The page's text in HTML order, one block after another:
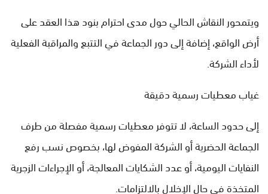
ويتمحور النقاش الحالي حول مدى احترام بنود هذا العقد على
أرض الواقع، إضافة إلى دور الجماعة في التتبع والمراقبة الفعلية
لأداء الشركة.
غياب معطيات رسمية دقيقة
إلى حدود الساعة، لا تتوفر معطيات رسمية مفصلة من طرف
الجماعة الحضرية أو الشركة المفوض لها، بخصوص نسب رفع
النفايات اليومية، أو عدد الشكايات المعالجة، أو الإجراءات الزجرية
المتخذة في حال الإخلال بالالتزامات.